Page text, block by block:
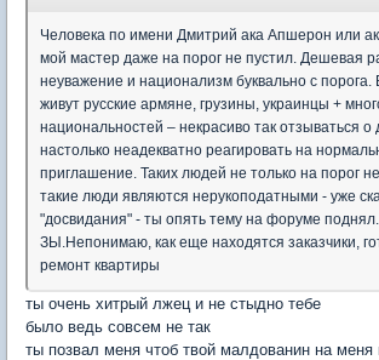
Человека по имени Дмитрий ака Апшерон или
мой мастер даже на порог не пустил. Дешевая
неуважение и национализм буквально с порога.
живут русские армяне, грузины, украинцы +
национальностей – некрасиво так отзываться о
настолько неадекватно реагировать на
приглашение. Таких людей не только на порог
такие люди являются нерукоподатными - уже
"досвидания" - ты опять тему на форуме поднял.
ЗЫ.Непонимаю, как еще находятся заказчики,
ремонт квартиры
ты очень хитрый лжец и не стыдно тебе
было ведь совсем не так
ты позвал меня чтоб твой малдованин на меня